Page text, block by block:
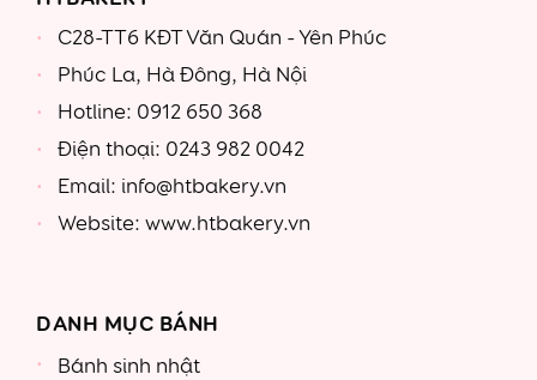
C28-TT6 KĐT Văn Quán - Yên Phúc
Phúc La, Hà Đông, Hà Nội
Hotline: 0912 650 368
Điện thoại: 0243 982 0042
Email: info@htbakery.vn
Website: www.htbakery.vn
DANH MỤC BÁNH
Bánh sinh nhật